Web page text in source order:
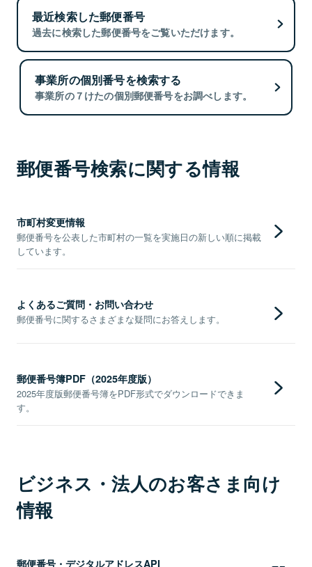
最近検索した郵便番号
過去に検索した郵便番号をご覧いただけます。
事業所の個別番号を検索する
事業所の７けたの個別郵便番号をお調べします。
郵便番号検索に関する情報
市町村変更情報
郵便番号を公表した市町村の一覧を実施日の新しい順に掲載
しています。
よくあるご質問・お問い合わせ
郵便番号に関するさまざまな疑問にお答えします。
郵便番号簿PDF（2025年度版）
2025年度版郵便番号簿をPDF形式でダウンロードできま
す。
ビジネス・法人のお客さま向け
情報
郵便番号・デジタルアドレスAPI